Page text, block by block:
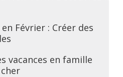
Février : Créer des
vacances en famille